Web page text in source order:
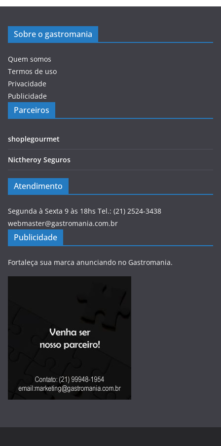
Sobre o gastromania
Quem somos
Termos de uso
Privacidade
Publicidade
Parceiros
shoplegourmet
Nictheroy Seguros
Atendimento
Segunda à Sexta 9 às 18hs Tel.: (21) 2524-3438
webmaster@gastromania.com.br
Publicidade
Fortaleça sua marca anunciando no Gastromania.